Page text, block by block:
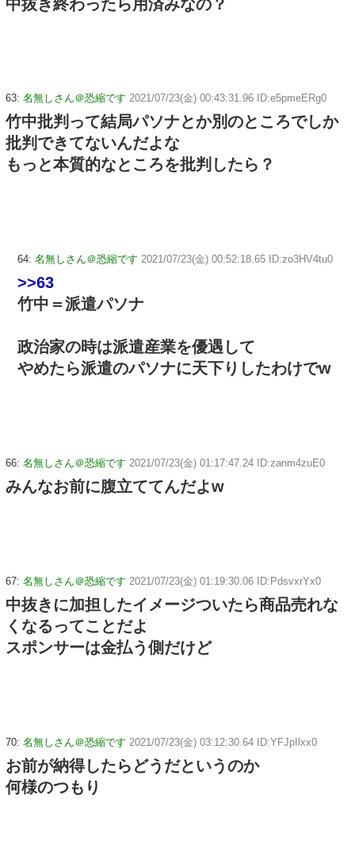
中抜き終わったら用済みなの？
63: 名無しさん＠恐縮です 2021/07/23(金) 00:43:31.96 ID:e5pmeERg0
竹中批判って結局パソナとか別のところでしか
批判できてないんだよな
もっと本質的なところを批判したら？
64: 名無しさん＠恐縮です 2021/07/23(金) 00:52:18.65 ID:zo3HV4tu0
>>63
竹中＝派遣パソナ
政治家の時は派遣産業を優遇して
やめたら派遣のパソナに天下りしたわけでw
66: 名無しさん＠恐縮です 2021/07/23(金) 01:17:47.24 ID:zanm4zuE0
みんなお前に腹立ててんだよw
67: 名無しさん＠恐縮です 2021/07/23(金) 01:19:30.06 ID:PdsvxrYx0
中抜きに加担したイメージついたら商品売れな
くなるってことだよ
スポンサーは金払う側だけど
70: 名無しさん＠恐縮です 2021/07/23(金) 03:12:30.64 ID:YFJpIlxx0
お前が納得したらどうだというのか
何様のつもり